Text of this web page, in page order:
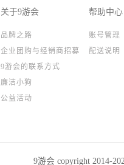
关于9游会
品牌之路
企业团购与经销商招募
9游会的联系方式
廉洁小狗
公益活动
帮助中心
账号管理
配送说明
9游会 copyright 2014-